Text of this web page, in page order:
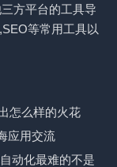
方平台的工具导
等常用工具以
怎么样的火花
应用交流
动化最难的不是